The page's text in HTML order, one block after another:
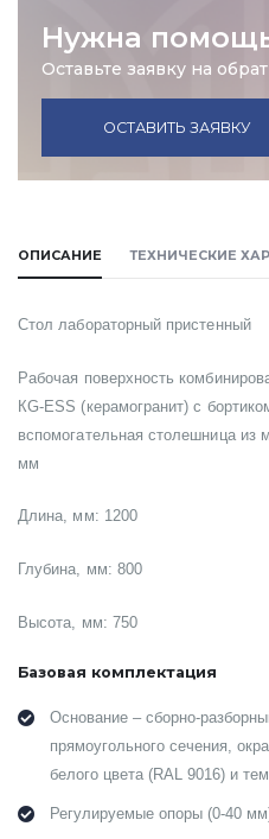
Нужна
Оставьте заявку на
ОСТАВИТЬ ЗАЯВКУ
ОПИСАНИЕ ТЕХНИЧЕСКИЕ
Стол лабораторный пристенный
Рабочая поверхность
КG-ESS (керамогранит) с
вспомогательная столешница из
мм
Длина, мм: 1200
Глубина, мм: 800
Высота, мм: 750
Базовая комплектация
Основание – сборно-
прямоугольного сечения,
белого цвета (RAL 9016) и
Регулируемые опоры (0-40